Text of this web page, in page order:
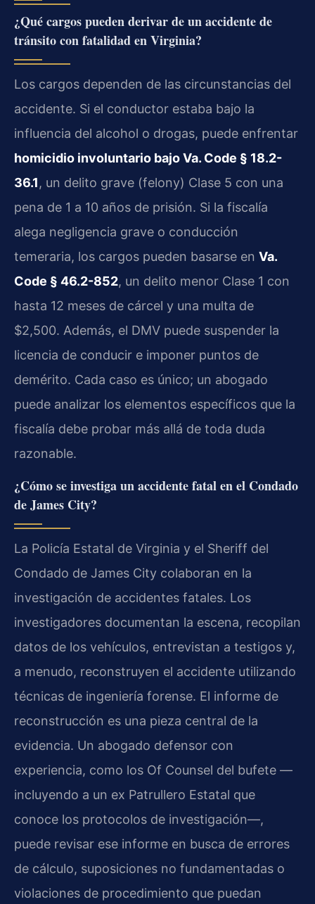
¿Qué cargos pueden derivar de un accidente de
tránsito con fatalidad en Virginia?
Los cargos dependen de las circunstancias del
accidente. Si el conductor estaba bajo la
influencia del alcohol o drogas, puede enfrentar
homicidio involuntario bajo Va. Code § 18.2-
36.1, un delito grave (felony) Clase 5 con una
pena de 1 a 10 años de prisión. Si la fiscalía
alega negligencia grave o conducción
temeraria, los cargos pueden basarse en Va.
Code § 46.2-852, un delito menor Clase 1 con
hasta 12 meses de cárcel y una multa de
$2,500. Además, el DMV puede suspender la
licencia de conducir e imponer puntos de
demérito. Cada caso es único; un abogado
puede analizar los elementos específicos que la
fiscalía debe probar más allá de toda duda
razonable.
¿Cómo se investiga un accidente fatal en el Condado
de James City?
La Policía Estatal de Virginia y el Sheriff del
Condado de James City colaboran en la
investigación de accidentes fatales. Los
investigadores documentan la escena, recopilan
datos de los vehículos, entrevistan a testigos y,
a menudo, reconstruyen el accidente utilizando
técnicas de ingeniería forense. El informe de
reconstrucción es una pieza central de la
evidencia. Un abogado defensor con
experiencia, como los Of Counsel del bufete —
incluyendo a un ex Patrullero Estatal que
conoce los protocolos de investigación—,
puede revisar ese informe en busca de errores
de cálculo, suposiciones no fundamentadas o
violaciones de procedimiento que puedan